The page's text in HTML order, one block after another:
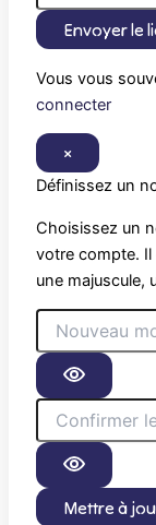
Envoyer le
Vous vous
connecter
×
Définissez un
Choisissez un
votre compte.
une majuscule,
Mettre à